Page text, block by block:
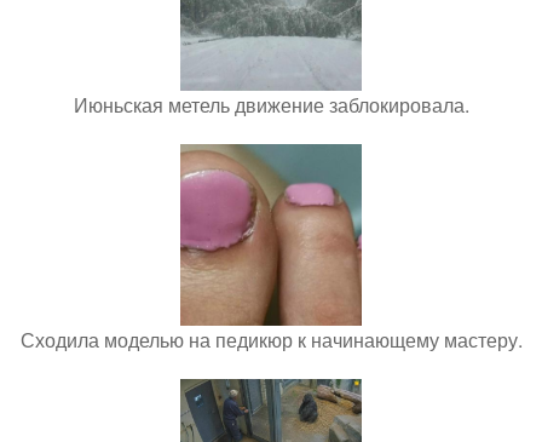
Июньская метель движение заблокировала.
Сходила моделью на педикюр к начинающему мастеру.